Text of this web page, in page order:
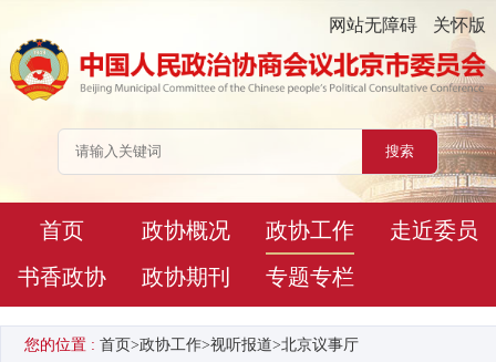
网站无障碍 关怀版
首页 政协概况 政协工作
走近委员
书香政协
政协期刊 专题专栏
您的位置 : 首页>政协工作>视听报道>北京议事厅